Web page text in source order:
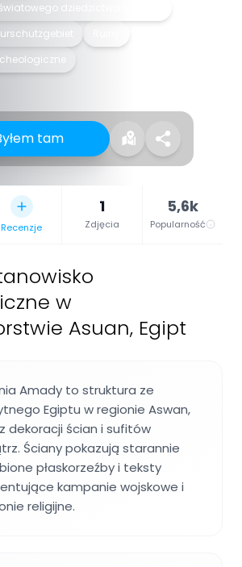
dziedzictwa UNESCO
tam
Recenzje
1
Zdjęcia
5,6k
Popularność
w
Asuan, Egipt
Amady to struktura ze
Egiptu w regionie Aswan,
dekoracji ścian i sufitów
Ściany pokazują starannie
płaskorzeźby i teksty
kampanie wojskowe i
religijne.